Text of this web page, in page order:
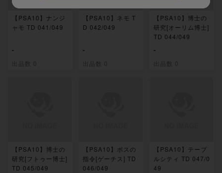
【PSA10】ナンジ
ャモ TD 041/049
-
出品数 0
【PSA10】ネモ T
D 042/049
-
出品数 0
【PSA10】博士の
研究[オーリム博士]
TD 044/049
-
出品数 0
【PSA10】博士の
研究[フトゥー博士]
TD 045/049
【PSA10】ボスの
指令[ゲーチス] TD
046/049
【PSA10】テーブ
ルシティ TD 047/0
49